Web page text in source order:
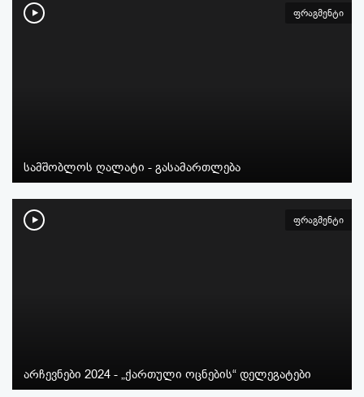
ფრაგმენტი
სამშობლოს ღალატი - გასამართლება
ფრაგმენტი
არჩევნები 2024 - „ქართული ოცნების“ დელეგატები